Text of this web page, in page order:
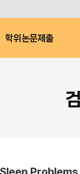
학위논문제출